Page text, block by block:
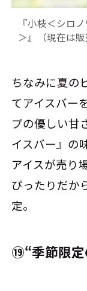
『小枝＜シロ
＞』（現在は販
ちなみに夏の
てアイスバー
プの優しい甘
イスバー』の
アイスが売り
ぴったりだか
定。
⑲“季節限定